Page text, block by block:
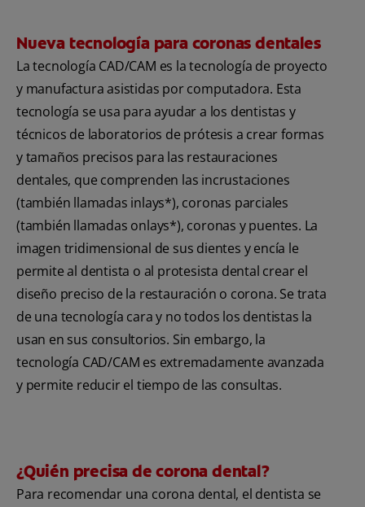
Nueva tecnología para coronas dentales
La tecnología CAD/CAM es la tecnología de proyecto
y manufactura asistidas por computadora. Esta
tecnología se usa para ayudar a los dentistas y
técnicos de laboratorios de prótesis a crear formas
y tamaños precisos para las restauraciones
dentales, que comprenden las incrustaciones
(también llamadas inlays*), coronas parciales
(también llamadas onlays*), coronas y puentes. La
imagen tridimensional de sus dientes y encía le
permite al dentista o al protesista dental crear el
diseño preciso de la restauración o corona. Se trata
de una tecnología cara y no todos los dentistas la
usan en sus consultorios. Sin embargo, la
tecnología CAD/CAM es extremadamente avanzada
y permite reducir el tiempo de las consultas.
¿Quién precisa de corona dental?
Para recomendar una corona dental, el dentista se